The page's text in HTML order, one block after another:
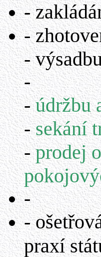
-
-
-
-
-údržbu
-sekání
-prodej
-
-
praxí